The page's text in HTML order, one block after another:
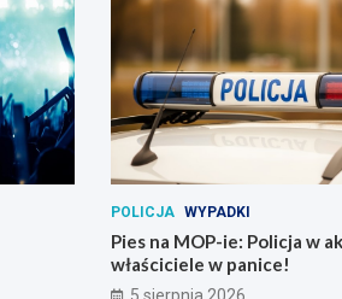
POLICJA WYPADKI
Pies na MOP-ie: Policja w
właściciele w panice!